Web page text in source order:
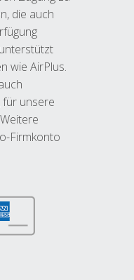
die auch
wie AirPlus.
für unsere
Firmkonto